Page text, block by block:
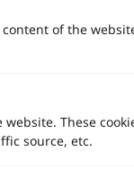
of the
These
source, etc.